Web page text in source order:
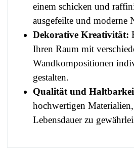
einem schicken und
ausgefeilte und moderne
Dekorative Kreativität:
Ihren Raum mit
Wandkompositionen
gestalten.
Qualität und
hochwertigen
Lebensdauer zu